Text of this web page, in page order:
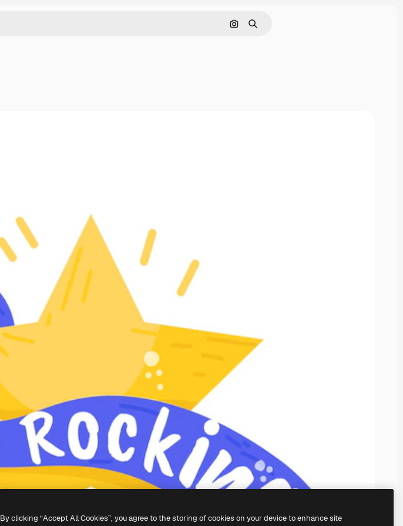
Pesquisar por imagem
Buscar
By clicking “Accept All Cookies”, you agree to the storing of cookies on your device to enhance site